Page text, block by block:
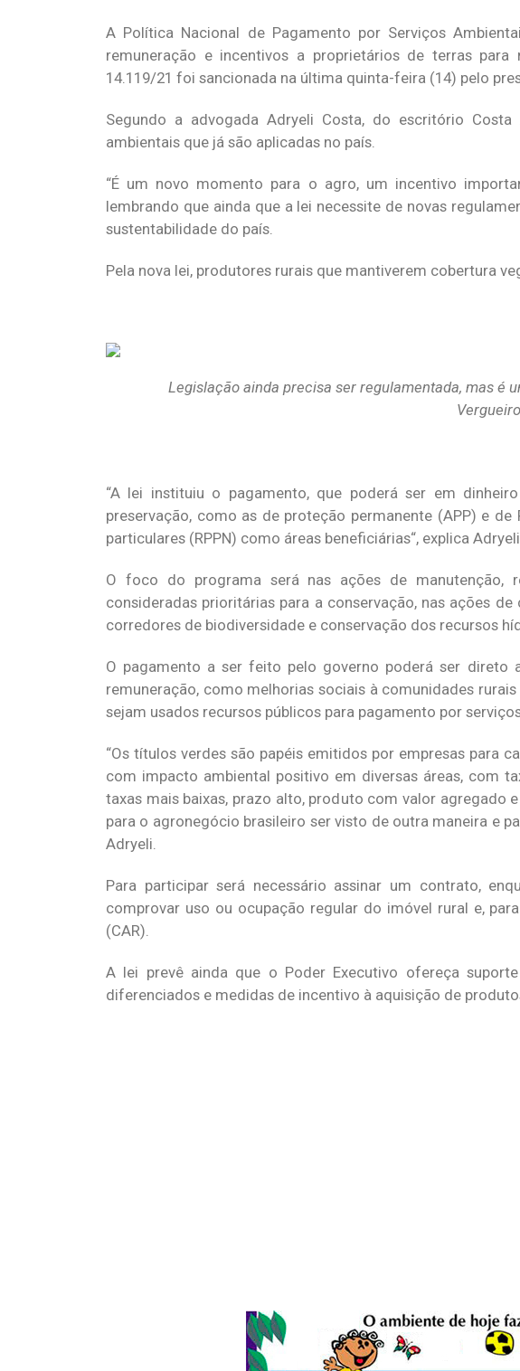
A Política Nacional de Pagamento por Serviços
remuneração e incentivos a proprietários de terras
14.119/21 foi sancionada na última quinta-feira (14) pelo
Segundo a advogada Adryeli Costa, do escritório
ambientais que já são aplicadas no país.
“É um novo momento para o agro, um incentivo
lembrando que ainda que a lei necessite de novas
sustentabilidade do país.
Pela nova lei, produtores rurais que mantiverem cobertura
Legislação ainda precisa ser regulamentada, mas é
“A lei instituiu o pagamento, que poderá ser em
preservação, como as de proteção permanente (APP) e
particulares (RPPN) como áreas beneficiárias“, explica
O foco do programa será nas ações de manutenção,
consideradas prioritárias para a conservação, nas ações
corredores de biodiversidade e conservação dos recursos
O pagamento a ser feito pelo governo poderá ser direto
remuneração, como melhorias sociais à comunidades
sejam usados recursos públicos para pagamento por
“Os títulos verdes são papéis emitidos por empresas para
com impacto ambiental positivo em diversas áreas, com
taxas mais baixas, prazo alto, produto com valor agregado
para o agronegócio brasileiro ser visto de outra maneira e
Adryeli.
Para participar será necessário assinar um contrato,
comprovar uso ou ocupação regular do imóvel rural e,
(CAR).
A lei prevê ainda que o Poder Executivo ofereça
diferenciados e medidas de incentivo à aquisição de